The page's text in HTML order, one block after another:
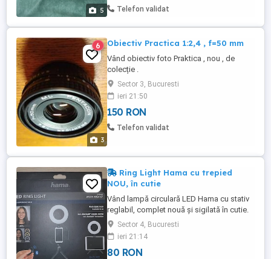
5
seriozitate. Mulțumesc!
Telefon validat
3
6 Obiectiv Practica 1:2,4 , f=50 mm
Vând obiectiv foto Praktica , nou , de
colecție .
Sector 3, Bucuresti
ieri 21:50
150 RON
Telefon validat
Ring Light Hama cu trepied
NOU, în cutie
Vând lampă circulară LED Hama cu stativ
reglabil, complet nouă și sigilată în cutie.
Este perfectă pentru creatori de conținut,
filmări pe TikTok sau live-uri, oferind o
lumină stabilă și setări reglabile. Trimit în
țară prin curier sau ofer predare
Sector 4, Bucuresti
ieri 21:14
80 RON